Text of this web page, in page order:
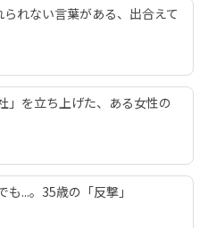
られない言葉がある、出合えて
」を立ち上げた、ある女性の
...。35歳の「反撃」